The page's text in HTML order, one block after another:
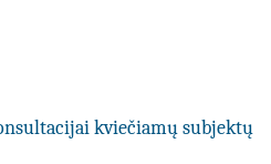
kviečiamų subjektų